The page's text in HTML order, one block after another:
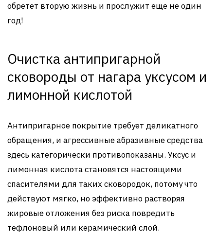
обретет вторую жизнь и прослужит еще не один
год!
Очистка антипригарной
сковороды от нагара уксусом и
лимонной кислотой
Антипригарное покрытие требует деликатного
обращения, и агрессивные абразивные средства
здесь категорически противопоказаны. Уксус и
лимонная кислота становятся настоящими
спасителями для таких сковородок, потому что
действуют мягко, но эффективно растворяя
жировые отложения без риска повредить
тефлоновый или керамический слой.